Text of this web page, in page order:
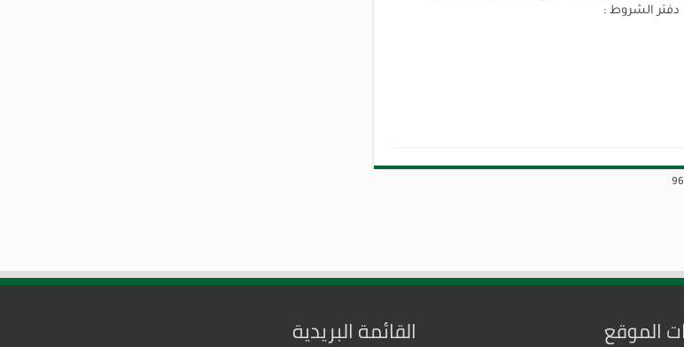
دفتر الشروط :
الموقع القائمة البريدية